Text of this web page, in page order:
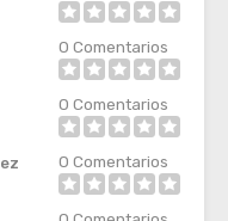
0 Comentarios
0 Comentarios
0 Comentarios